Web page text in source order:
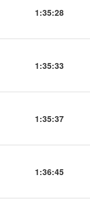
1:35:28
1:35:33
1:35:37
1:36:45